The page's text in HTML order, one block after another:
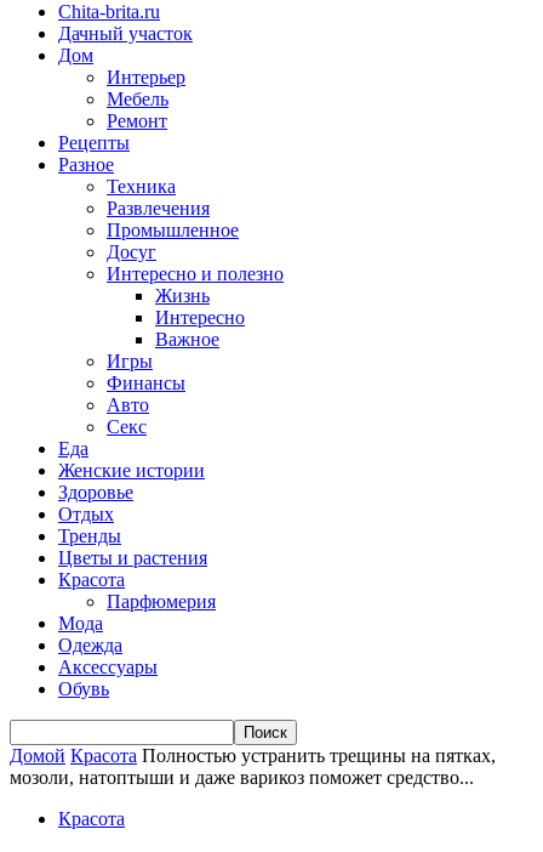
Chita-brita.ru
Дачный участок
Дом
Интерьер
Мебель
Ремонт
Рецепты
Разное
Техника
Развлечения
Промышленное
Досуг
Интересно и полезно
Жизнь
Интересно
Важное
Игры
Финансы
Авто
Секс
Еда
Женские истории
Здоровье
Отдых
Тренды
Цветы и растения
Красота
Парфюмерия
Мода
Одежда
Аксессуары
Обувь
Домой Красота Полностью устранить трещины на пятках,
мозоли, натоптыши и даже варикоз поможет средство...
Красота